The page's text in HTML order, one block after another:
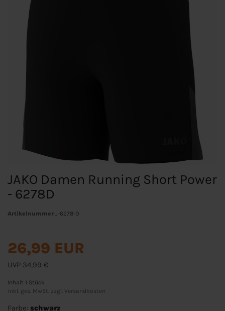
JAKO Damen Running Short Power
- 6278D
Artikelnummer J-6278-D
UVP 34,99 €
26,99 EUR
Inhalt 1 Stück
inkl. ges. MwSt. zzgl.
Versandkosten
Farbe: schwarz